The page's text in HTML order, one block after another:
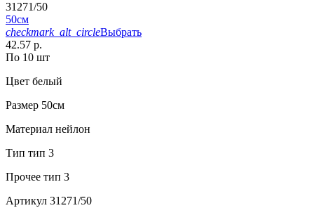
31271/50
50см
checkmark_alt_circleВыбрать
42.57 р.
По 10 шт
Цвет белый
Размер 50см
Материал нейлон
Тип тип 3
Прочее тип 3
Артикул 31271/50